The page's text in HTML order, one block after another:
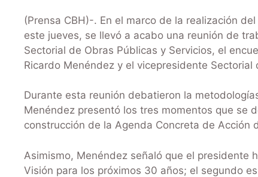
(Prensa CBH)-. En el marco de la realización
este jueves, se llevó a acabo una reunión de
Sectorial de Obras Públicas y Servicios, el
Ricardo Menéndez y el vicepresidente
Durante esta reunión debatieron la
Menéndez presentó los tres momentos que se
construcción de la Agenda Concreta de Acción
Asimismo, Menéndez señaló que el presidente
Visión para los próximos 30 años; el segundo